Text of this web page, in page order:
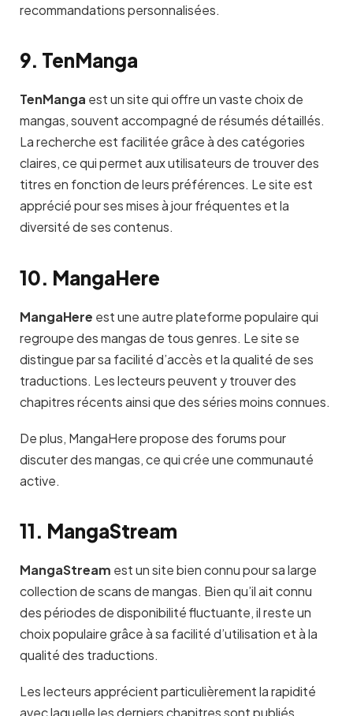
recommandations personnalisées.
9. TenManga
TenManga est un site qui offre un vaste choix de
mangas, souvent accompagné de résumés détaillés.
La recherche est facilitée grâce à des catégories
claires, ce qui permet aux utilisateurs de trouver des
titres en fonction de leurs préférences. Le site est
apprécié pour ses mises à jour fréquentes et la
diversité de ses contenus.
10. MangaHere
MangaHere est une autre plateforme populaire qui
regroupe des mangas de tous genres. Le site se
distingue par sa facilité d’accès et la qualité de ses
traductions. Les lecteurs peuvent y trouver des
chapitres récents ainsi que des séries moins connues.
De plus, MangaHere propose des forums pour
discuter des mangas, ce qui crée une communauté
active.
11. MangaStream
MangaStream est un site bien connu pour sa large
collection de scans de mangas. Bien qu’il ait connu
des périodes de disponibilité fluctuante, il reste un
choix populaire grâce à sa facilité d’utilisation et à la
qualité des traductions.
Les lecteurs apprécient particulièrement la rapidité